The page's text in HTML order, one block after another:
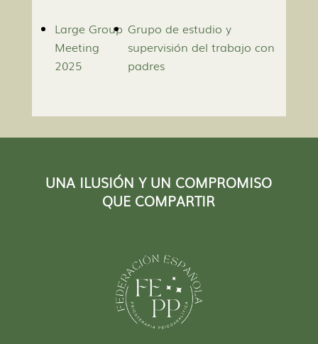
Large Group
Meeting
2025
Grupo de estudio y
supervisión del trabajo con
padres
UNA ILUSIÓN Y UN COMPROMISO
QUE COMPARTIR